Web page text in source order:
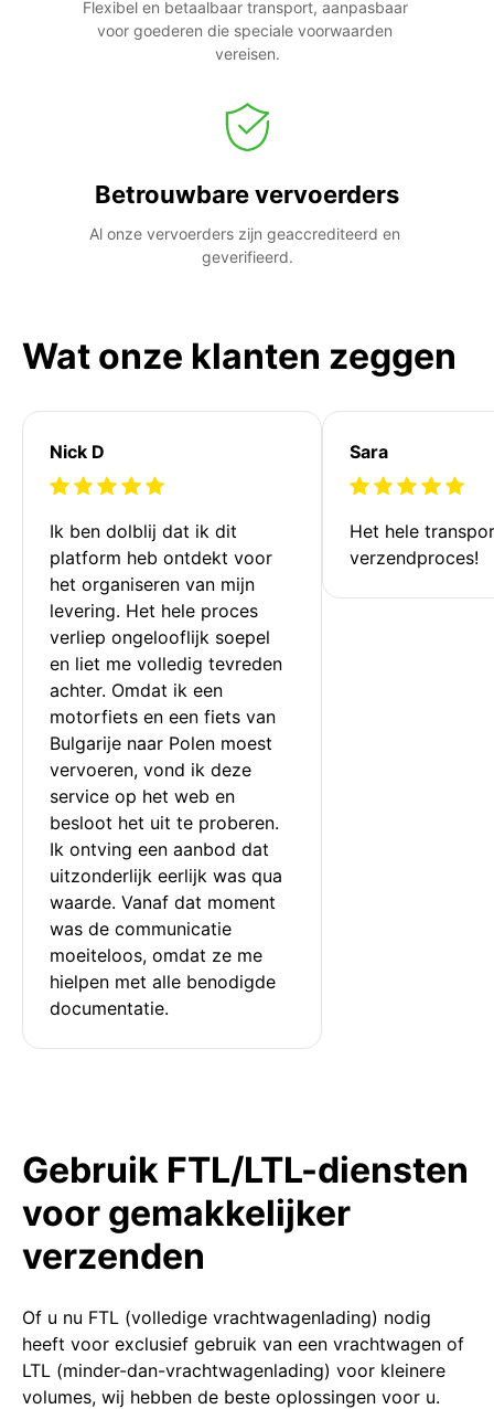
Flexibel en betaalbaar transport, aanpasbaar
voor goederen die speciale voorwaarden
vereisen.
Betrouwbare vervoerders
Al onze vervoerders zijn geaccrediteerd en
geverifieerd.
Wat onze klanten zeggen
Nick D
Ik ben dolblij dat ik dit
platform heb ontdekt voor
het organiseren van mijn
levering. Het hele proces
verliep ongelooflijk soepel
en liet me volledig tevreden
achter. Omdat ik een
motorfiets en een fiets van
Bulgarije naar Polen moest
vervoeren, vond ik deze
service op het web en
besloot het uit te proberen.
Ik ontving een aanbod dat
uitzonderlijk eerlijk was qua
waarde. Vanaf dat moment
was de communicatie
moeiteloos, omdat ze me
hielpen met alle benodigde
documentatie.
Sara
Het hele
verzendproces!
Gebruik FTL/LTL-diensten
voor gemakkelijker
verzenden
Of u nu FTL (volledige vrachtwagenlading) nodig
heeft voor exclusief gebruik van een vrachtwagen of
LTL (minder-dan-vrachtwagenlading) voor kleinere
volumes, wij hebben de beste oplossingen voor u.